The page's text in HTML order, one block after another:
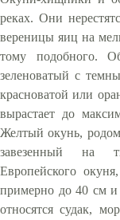
реках. Они
вереницы яиц на
тому подобного.
зеленоватый с
красноватой или
вырастает до
Желтый окунь,
завезенный на
Европейского
примерно до 40 см
относятся судак,